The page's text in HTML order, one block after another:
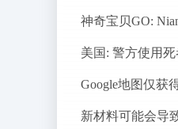
美国: 警方使用
Google地图仅获
新材料可能会导